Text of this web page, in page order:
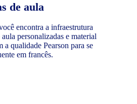
de aula
encontra a infraestrutura
aula personalizadas e material
qualidade Pearson para se
em francês.